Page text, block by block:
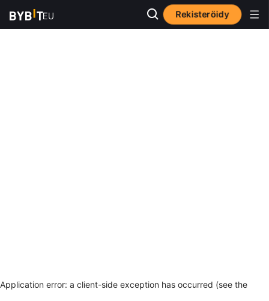
Rekisteröidy
Application error: a client-side exception has occurred (see the